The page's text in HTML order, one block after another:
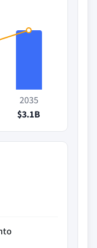
2035
$3.1B